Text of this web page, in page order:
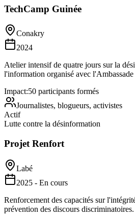
TechCamp Guinée
Conakry
2024
Atelier intensif de quatre jours sur la
l'information organisé avec
Impact:50 participants formés
Journalistes, blogueurs, activistes
Actif
Lutte contre la désinformation
Projet Renfort
Labé
2025 - En cours
Renforcement des capacités sur
prévention des discours discriminatoires.